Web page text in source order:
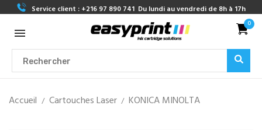
Service client : +216 97 890 741 Du lundi au vendredi de 8h à 17h
0
Accueil Cartouches Laser KONICA MINOLTA